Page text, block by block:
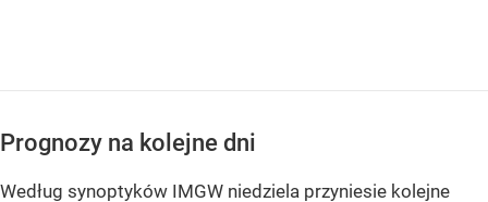
Prognozy na kolejne dni
Według synoptyków IMGW niedziela przyniesie kolejne